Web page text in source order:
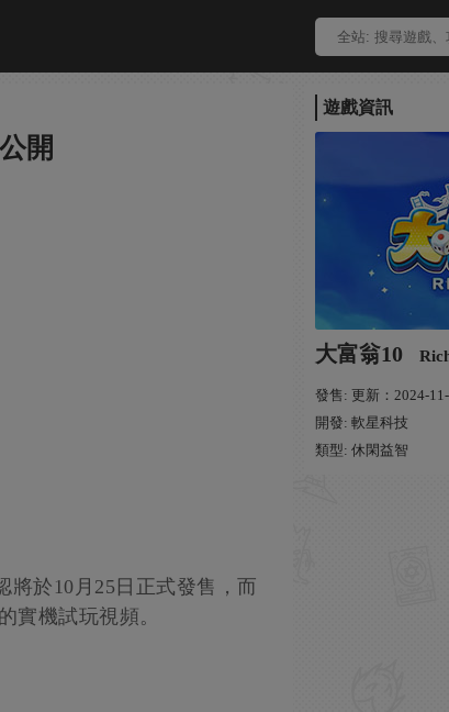
遊戲資訊
大富翁10
發售: 更新：2024-
開發: 軟星科技
類型: 休閑益智
開
於10月25日正式發售，而
實機試玩視頻。